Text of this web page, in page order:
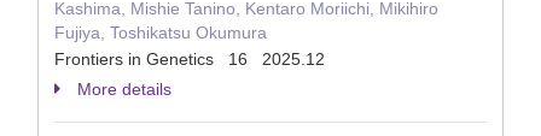
Kashima, Mishie Tanino, Kentaro Moriichi, Mikihiro
Fujiya, Toshikatsu Okumura
Frontiers in Genetics 16 2025.12
More details